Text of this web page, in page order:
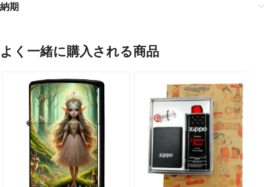
納期
よく一緒に購入される商品